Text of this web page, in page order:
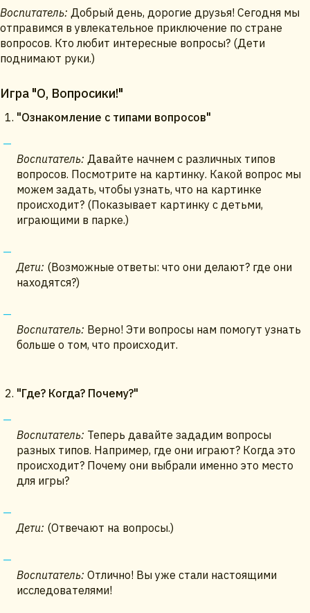
Воспитатель: Добрый день, дорогие друзья! Сегодня мы
отправимся в увлекательное приключение по стране
вопросов. Кто любит интересные вопросы? (Дети
поднимают руки.)
Игра "О, Вопросики!"
"Ознакомление с типами вопросов"
Воспитатель: Давайте начнем с различных типов
вопросов. Посмотрите на картинку. Какой вопрос мы
можем задать, чтобы узнать, что на картинке
происходит? (Показывает картинку с детьми,
играющими в парке.)
Дети: (Возможные ответы: что они делают? где они
находятся?)
Воспитатель: Верно! Эти вопросы нам помогут узнать
больше о том, что происходит.
"Где? Когда? Почему?"
Воспитатель: Теперь давайте зададим вопросы
разных типов. Например, где они играют? Когда это
происходит? Почему они выбрали именно это место
для игры?
Дети: (Отвечают на вопросы.)
Воспитатель: Отлично! Вы уже стали настоящими
исследователями!